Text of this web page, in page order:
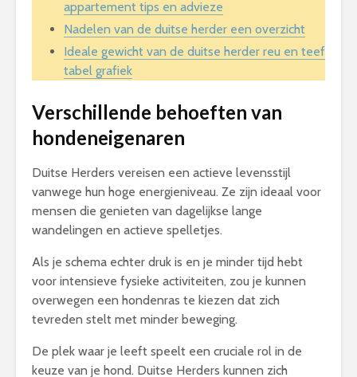
appartement tips en advieze
Nadelen van de duitse herder een overzicht
Ideale gewicht van de duitse herder reu en teef
tabel grafiek
Verschillende behoeften van
hondeneigenaren
Duitse Herders vereisen een actieve levensstijl
vanwege hun hoge energieniveau. Ze zijn ideaal voor
mensen die genieten van dagelijkse lange
wandelingen en actieve spelletjes.
Als je schema echter druk is en je minder tijd hebt
voor intensieve fysieke activiteiten, zou je kunnen
overwegen een hondenras te kiezen dat zich
tevreden stelt met minder beweging.
De plek waar je leeft speelt een cruciale rol in de
keuze van je hond. Duitse Herders kunnen zich